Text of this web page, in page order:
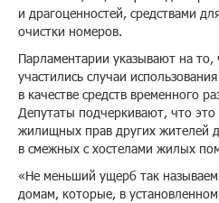
и драгоценностей, средствами
очистки номеров.
Парламентарии указывают на то,
участились случаи
в качестве средств временного
Депутаты подчеркивают, что
жилищных прав других жителей
в смежных с хостелами жилых
«Не меньший ущерб так
домам, которые, в